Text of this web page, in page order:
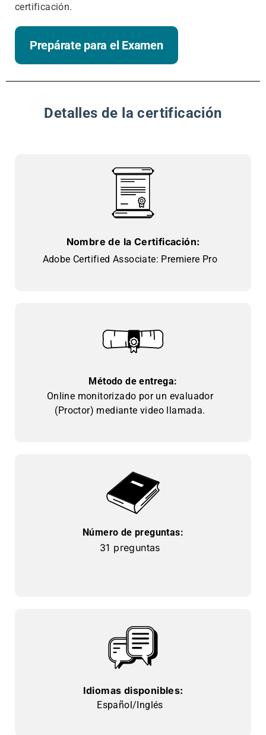
certificación.
Prepárate para el Examen
Detalles de la certificación
Nombre de la Certificación:
Adobe Certified Associate: Premiere Pro
Método de entrega:
Online monitorizado por un evaluador
(Proctor) mediante video llamada.
Número de preguntas:
31 preguntas
Idiomas disponibles:
Español/Inglés